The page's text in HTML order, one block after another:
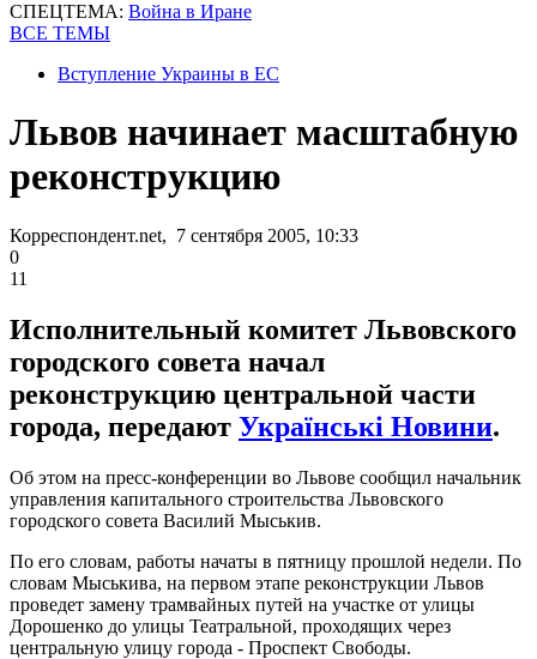
СПЕЦТЕМА: Война в Иране
ВСЕ ТЕМЫ
Вступление Украины в ЕС
Львов начинает масштабную
реконструкцию
Корреспондент.net, 7 сентября 2005, 10:33
0
11
Исполнительный комитет Львовского
городского совета начал
реконструкцию центральной части
города, передают Українські Новини.
Об этом на пресс-конференции во Львове сообщил начальник
управления капитального строительства Львовского
городского совета Василий Мыськив.
По его словам, работы начаты в пятницу прошлой недели. По
словам Мыськива, на первом этапе реконструкции Львов
проведет замену трамвайных путей на участке от улицы
Дорошенко до улицы Театральной, проходящих через
центральную улицу города - Проспект Свободы.